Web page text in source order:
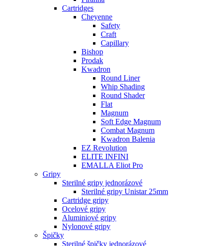
Cartridges
Cheyenne
Safety
Craft
Capillary
Bishop
Prodak
Kwadron
Round Liner
Whip Shading
Round Shader
Flat
Magnum
Soft Edge Magnum
Combat Magnum
Kwadron Balenia
EZ Revolution
ELITE INFINI
EMALLA Eliot Pro
Gripy
Sterilné gripy jednorázové
Sterilné gripy Unistar 25mm
Cartridge gripy
Ocelové gripy
Aluminiové gripy
Nylonové gripy
Špičky
Sterilné špičky jednorázové